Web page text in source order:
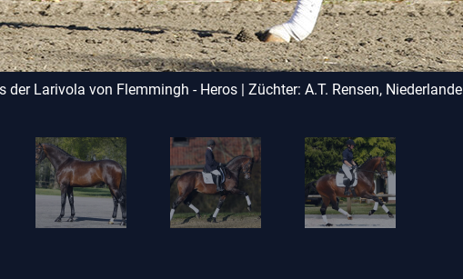
der Larivola von Flemmingh - Heros | Züchter: A.T. Rensen, Niederlande